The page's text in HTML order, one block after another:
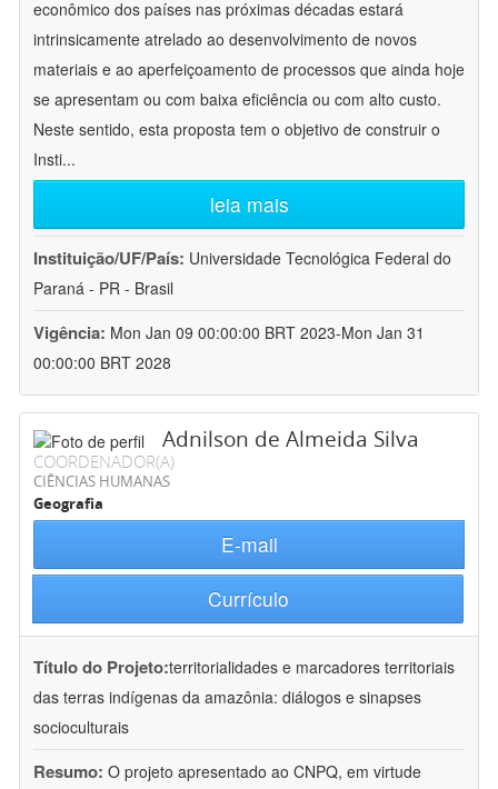
econômico dos países nas próximas décadas estará
intrinsicamente atrelado ao desenvolvimento de novos
materiais e ao aperfeiçoamento de processos que ainda hoje
se apresentam ou com baixa eficiência ou com alto custo.
Neste sentido, esta proposta tem o objetivo de construir o
Insti...
leia mais
Instituição/UF/País: Universidade Tecnológica Federal do
Paraná - PR - Brasil
Vigência: Mon Jan 09 00:00:00 BRT 2023-Mon Jan 31
00:00:00 BRT 2028
Adnilson de Almeida Silva
COORDENADOR(A)
CIÊNCIAS HUMANAS
Geografia
E-mail
Currículo
Título do Projeto:territorialidades e marcadores territoriais
das terras indígenas da amazônia: diálogos e sinapses
socioculturais
Resumo: O projeto apresentado ao CNPQ, em virtude